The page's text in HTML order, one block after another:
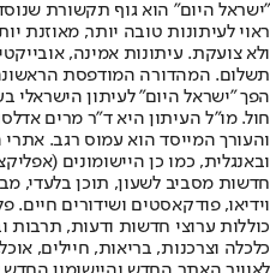
"ישראל היום" הוא גוף תקשורת
ראוי לעיתונות טובה יותר, מאוזנת
ולא צועקת. עיתונות אמינה,
הפך "ישראל היום" לעיתון הישראלי
חול. מו"ל העיתון היא ד"ר מרים
והעורך המייסד הוא עמוס רגב.
חדשות מסביב לשעון, תוכן בלעדי,
וידיאו, פודקאסטים ושידורים חיים.
כוללות ערוצי חדשות ודעות, תרבות